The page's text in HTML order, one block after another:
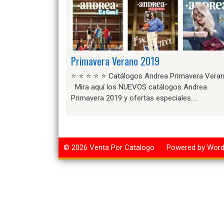
Primavera Verano 2019
⭐ ⭐ ⭐ ⭐ ⭐ Catálogos Andrea Primavera
Mira aquí los NUEVOS catálogos Andrea
Primavera 2019 y ofertas especiales….
© 2026 Venta Por Catalogo Powered by